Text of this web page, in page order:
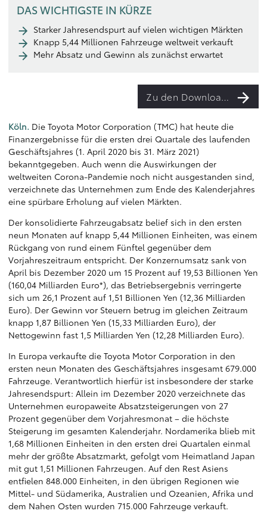
DAS WICHTIGSTE IN KÜRZE
Starker Jahresendspurt auf vielen wichtigen Märkten
Knapp 5,44 Millionen Fahrzeuge weltweit verkauft
Mehr Absatz und Gewinn als zunächst erwartet
Zu den Downloads
Köln. Die Toyota Motor Corporation (TMC) hat heute die
Finanzergebnisse für die ersten drei Quartale des laufenden
Geschäftsjahres (1. April 2020 bis 31. März 2021)
bekanntgegeben. Auch wenn die Auswirkungen der
weltweiten Corona-Pandemie noch nicht ausgestanden sind,
verzeichnete das Unternehmen zum Ende des Kalenderjahres
eine spürbare Erholung auf vielen Märkten.
Der konsolidierte Fahrzeugabsatz belief sich in den ersten
neun Monaten auf knapp 5,44 Millionen Einheiten, was einem
Rückgang von rund einem Fünftel gegenüber dem
Vorjahreszeitraum entspricht. Der Konzernumsatz sank von
April bis Dezember 2020 um 15 Prozent auf 19,53 Billionen Yen
(160,04 Milliarden Euro*), das Betriebsergebnis verringerte
sich um 26,1 Prozent auf 1,51 Billionen Yen (12,36 Milliarden
Euro). Der Gewinn vor Steuern betrug im gleichen Zeitraum
knapp 1,87 Billionen Yen (15,33 Milliarden Euro), der
Nettogewinn fast 1,5 Milliarden Yen (12,28 Milliarden Euro).
In Europa verkaufte die Toyota Motor Corporation in den
ersten neun Monaten des Geschäftsjahres insgesamt 679.000
Fahrzeuge. Verantwortlich hierfür ist insbesondere der starke
Jahresendspurt: Allein im Dezember 2020 verzeichnete das
Unternehmen europaweite Absatzsteigerungen von 27
Prozent gegenüber dem Vorjahresmonat – die höchste
Steigerung im gesamten Kalenderjahr. Nordamerika blieb mit
1,68 Millionen Einheiten in den ersten drei Quartalen einmal
mehr der größte Absatzmarkt, gefolgt vom Heimatland Japan
mit gut 1,51 Millionen Fahrzeugen. Auf den Rest Asiens
entfielen 848.000 Einheiten, in den übrigen Regionen wie
Mittel- und Südamerika, Australien und Ozeanien, Afrika und
dem Nahen Osten wurden 715.000 Fahrzeuge verkauft.